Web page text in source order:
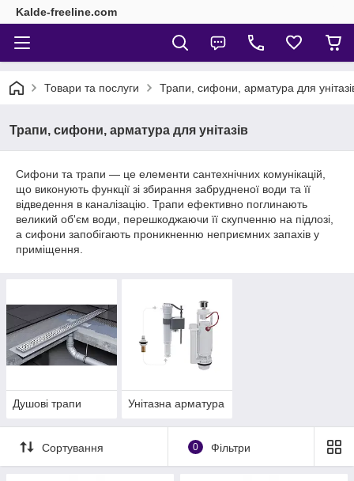
Kalde-freeline.com
Товари та послуги Трапи, сифони, арматура для
Трапи, сифони, арматура для унітазів
Сифони та трапи — це елементи сантехнічних комунікацій,
що виконують функції зі збирання забрудненої води та її
відведення в каналізацію. Трапи ефективно поглинають
великий об'єм води, перешкоджаючи її скупченню на підлозі,
а сифони запобігають проникненню неприємних запахів у
приміщення.
Душові трапи Унітазна арматура
Сортування 0 Фільтри